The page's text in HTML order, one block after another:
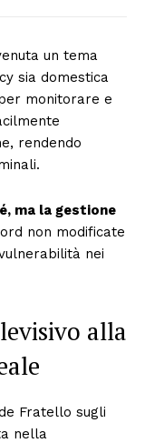
un tema
sia domestica
monitorare e
rendendo
ma la gestione
non modificate
nei
alla
Fratello sugli
nella